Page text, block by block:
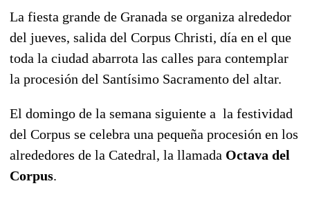
La fiesta grande de Granada se organiza alrededor
del jueves, salida del Corpus Christi, día en el que
toda la ciudad abarrota las calles para contemplar
la procesión del Santísimo Sacramento del altar.
El domingo de la semana siguiente a la festividad
del Corpus se celebra una pequeña procesión en los
alrededores de la Catedral, la llamada Octava del
Corpus.